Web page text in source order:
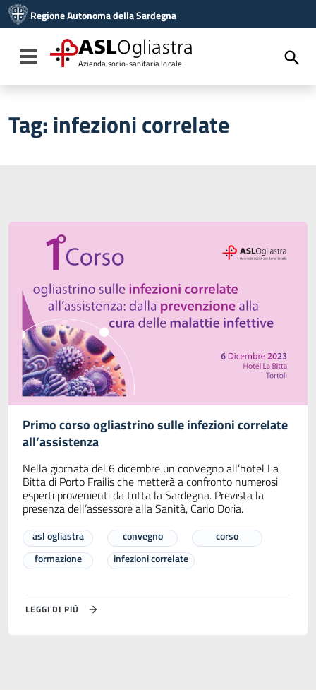
Vai al menu di navigazione
Vai al footer
Regione Autonoma della Sardegna
Toggle navigation
ASLOgliastra
Azienda socio-sanitaria locale
Tag: infezioni correlate
Primo corso ogliastrino sulle infezioni correlate
all’assistenza
Nella giornata del 6 dicembre un convegno all’hotel La
Bitta di Porto Frailis che metterà a confronto numerosi
esperti provenienti da tutta la Sardegna. Prevista la
presenza dell’assessore alla Sanità, Carlo Doria.
asl ogliastra convegno
corso
formazione
infezioni correlate
LEGGI DI PIÙ